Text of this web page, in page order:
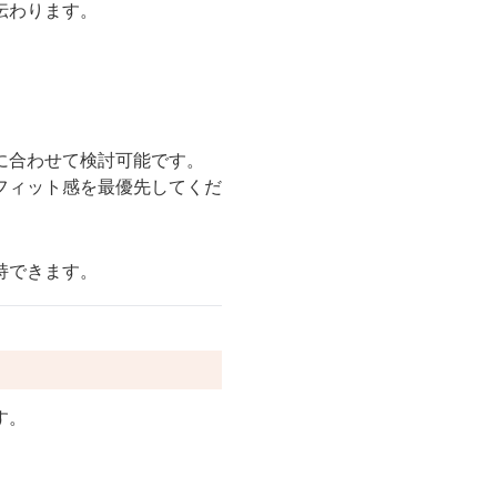
ります。
わせて検討可能です。
ィット感を最優先してくだ
きます。